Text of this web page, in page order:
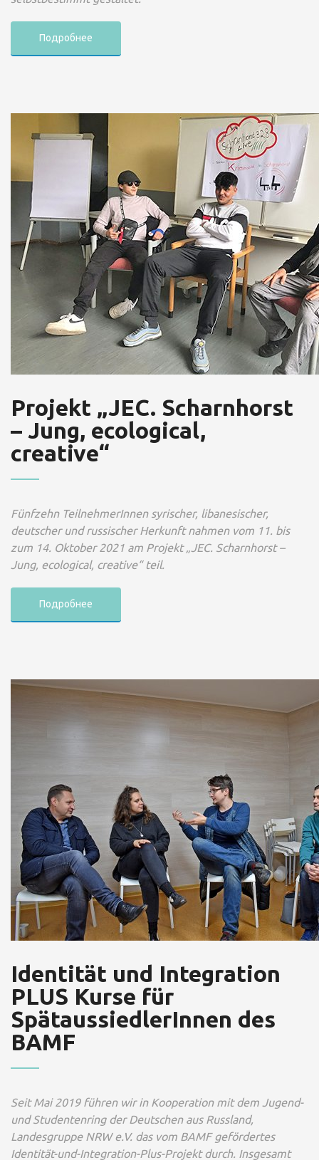
Подробнее
Projekt „JEC. Scharnhorst
– Jung, ecological,
creative“
Fünfzehn TeilnehmerInnen syrischer, libanesischer,
deutscher und russischer Herkunft nahmen vom 11. bis
zum 14. Oktober 2021 am Projekt „JEC. Scharnhorst –
Jung, ecological, creative“ teil.
Подробнее
Identität und Integration
PLUS Kurse für
SpätaussiedlerInnen des
BAMF
Seit Mai 2019 führen wir in Kooperation mit dem Jugend-
und Studentenring der Deutschen aus Russland,
Landesgruppe NRW e.V. das vom BAMF gefördertes
Identität-und-Integration-Plus-Projekt durch. Insgesamt